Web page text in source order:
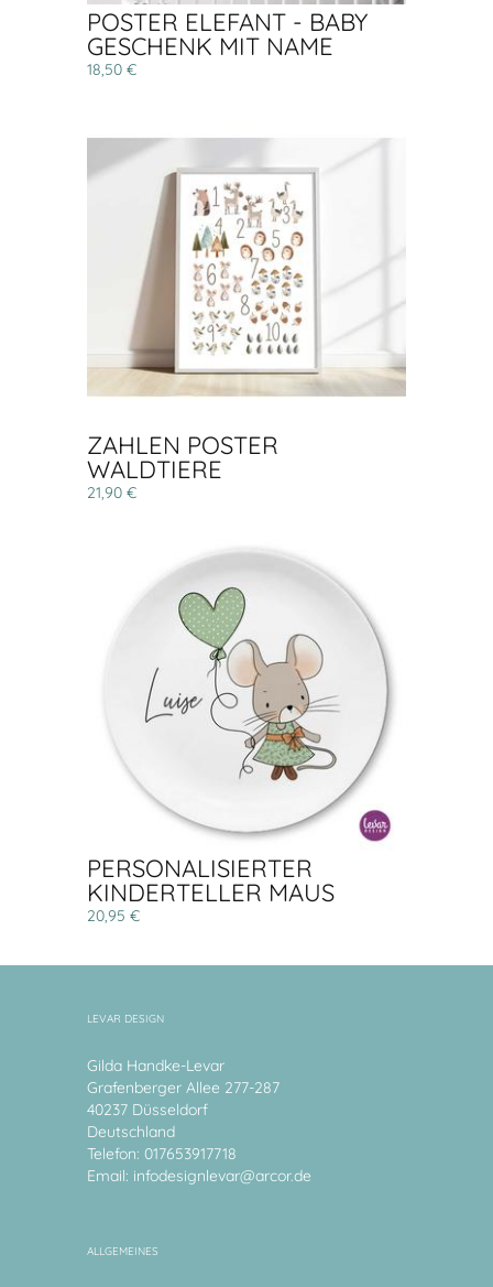
POSTER ELEFANT - BABY
GESCHENK MIT NAME
18,50 €
ZAHLEN POSTER
WALDTIERE
21,90 €
PERSONALISIERTER
KINDERTELLER MAUS
20,95 €
LEVAR DESIGN
Gilda Handke-Levar
Grafenberger Allee 277-287
40237 Düsseldorf
Deutschland
Telefon: 017653917718
Email: infodesignlevar@arcor.de
ALLGEMEINES